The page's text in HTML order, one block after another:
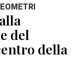
del
della